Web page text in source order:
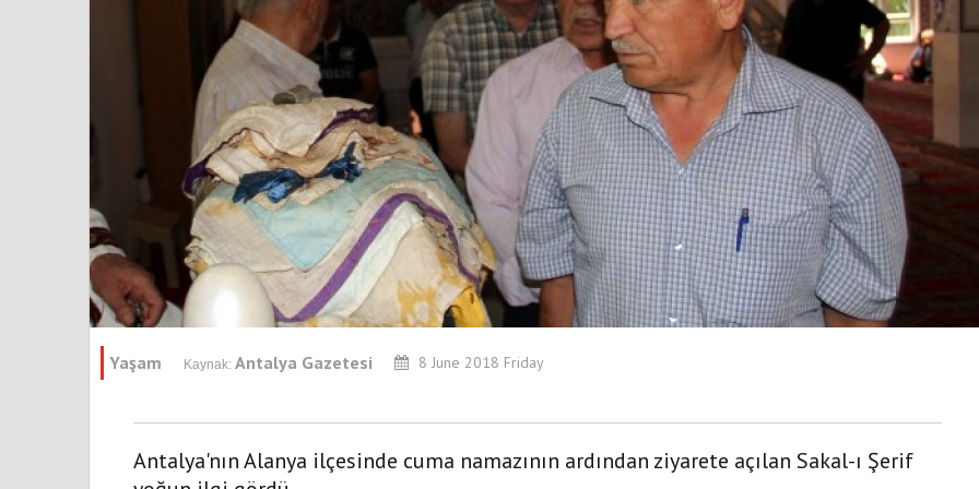
Yaşam Antalya Gazetesi 8 June 2018 Friday
Antalya'nın Alanya ilçesinde cuma namazının ardından ziyarete açılan Sakal-ı Şerif